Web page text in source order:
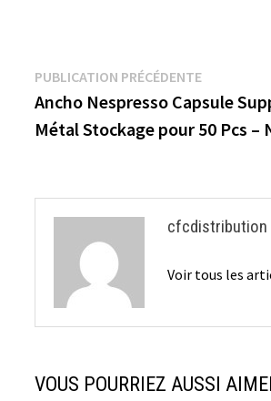
o
o
k
er es
t
o
ar
d
r
Navigation
de
PUBLICATION PRÉCÉDENTEPublication
Ancho Nespresso Capsule
Métal Stockage pour 50 Pcs –
cfcdistribution
Voir tous les
VOUS POURRIEZ AUSSI